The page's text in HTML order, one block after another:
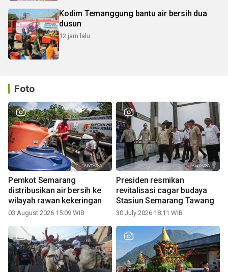
Kodim Temanggung bantu air bersih dua
dusun
12 jam lalu
Foto
Pemkot Semarang
distribusikan air bersih ke
wilayah rawan kekeringan
03 August 2026 15:09 WIB
Presiden resmikan
revitalisasi cagar budaya
Stasiun Semarang Tawang
30 July 2026 18:11 WIB